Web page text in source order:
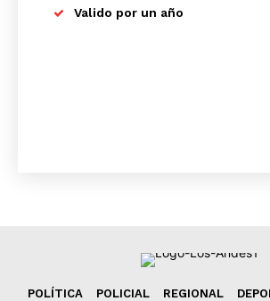
Valido por un año
POLÍTICA POLICIAL REGIONAL